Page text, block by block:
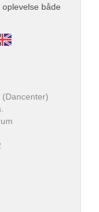
både
(Dancenter)